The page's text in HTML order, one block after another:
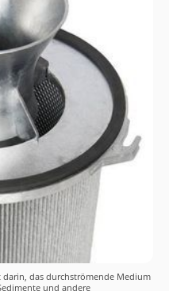
darin, das durchströmende Medium
und andere